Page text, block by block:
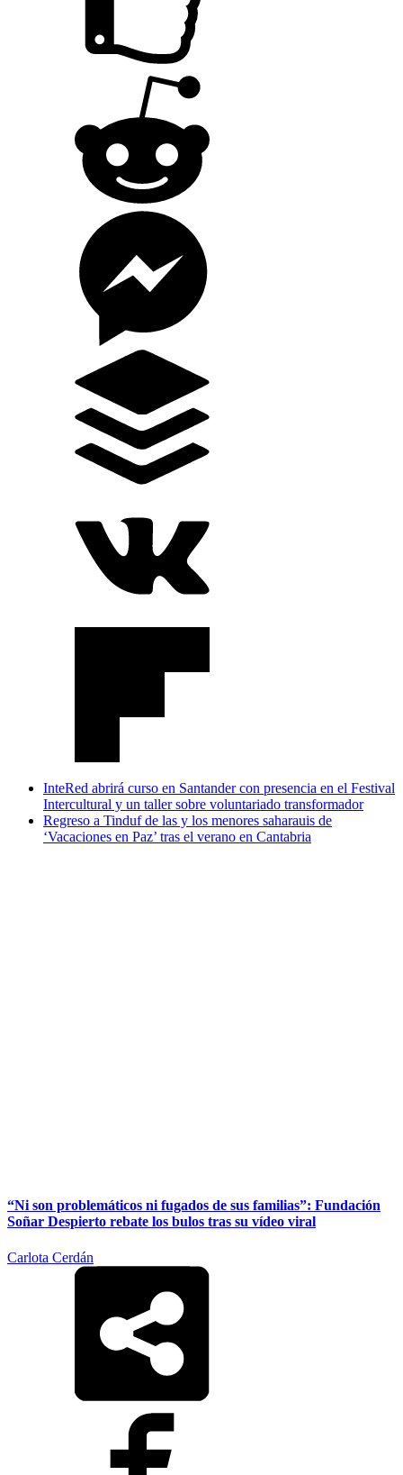
InteRed abrirá curso en Santander con presencia en el Festival
Intercultural y un taller sobre voluntariado transformador
Regreso a Tinduf de las y los menores saharauis de
‘Vacaciones en Paz’ tras el verano en Cantabria
“Ni son problemáticos ni fugados de sus familias”: Fundación
Soñar Despierto rebate los bulos tras su vídeo viral
Carlota Cerdán